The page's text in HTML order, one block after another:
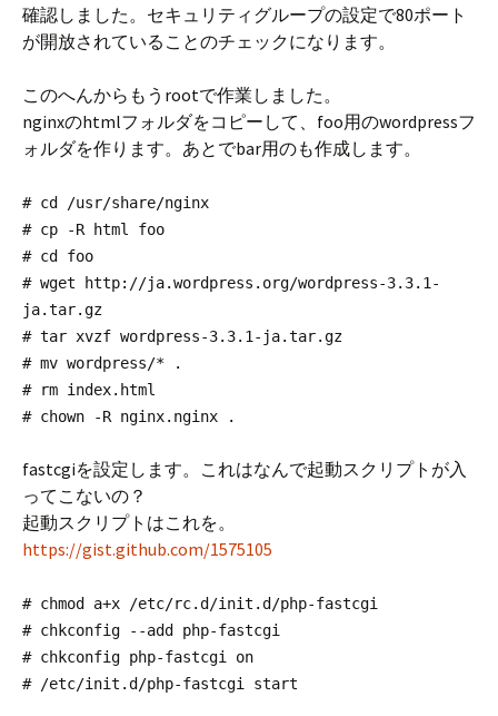
確認しました。セキュリティグループの設定で80ポート
が開放されていることのチェックになります。
このへんからもうrootで作業しました。
nginxのhtmlフォルダをコピーして、foo用のwordpressフ
ォルダを作ります。あとでbar用のも作成します。
# cd /usr/share/nginx
# cp -R html foo
# cd foo
# wget http://ja.wordpress.org/wordpress-3.3.1-
ja.tar.gz
# tar xvzf wordpress-3.3.1-ja.tar.gz
# mv wordpress/* .
# rm index.html
# chown -R nginx.nginx .
fastcgiを設定します。これはなんで起動スクリプトが入
ってこないの？
起動スクリプトはこれを。
https://gist.github.com/1575105
# chmod a+x /etc/rc.d/init.d/php-fastcgi
# chkconfig --add php-fastcgi
# chkconfig php-fastcgi on
# /etc/init.d/php-fastcgi start